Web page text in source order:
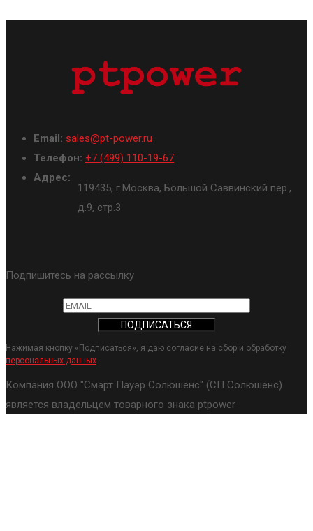
Email: sales@pt-power.ru
Телефон: +7 (499) 110-19-67
Адрес:
119435, г.Москва, Большой Саввинский пер.,
д.9, стр.3
Подпишитесь на рассылку
Нажимая кнопку «Подписаться», я даю согласие на сбор и обработку
персональных данных.
Компания ООО "Смарт Пауэр Солюшенс" (СП Солюшенс)
является владельцем товарного знака ptpower